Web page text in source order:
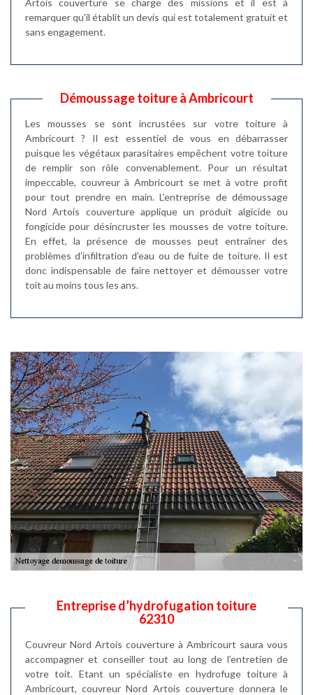
remarquer qu'il établit un devis qui est totalement gratuit et
sans engagement.
Démoussage toiture à Ambricourt
Les mousses se sont incrustées sur votre toiture à
Ambricourt ? Il est essentiel de vous en débarrasser
puisque les végétaux parasitaires empêchent votre toiture
de remplir son rôle convenablement. Pour un résultat
impeccable, couvreur à Ambricourt se met à votre profit
pour tout prendre en main. L’entreprise de démoussage
Nord Artois couverture applique un produit algicide ou
fongicide pour désincruster les mousses de votre toiture.
En effet, la présence de mousses peut entraîner des
problèmes d’infiltration d’eau ou de fuite de toiture. Il est
donc indispensable de faire nettoyer et démousser votre
toit au moins tous les ans.
Entreprise d’hydrofugation toiture
62310
Couvreur Nord Artois couverture à Ambricourt saura vous
accompagner et conseiller tout au long de l’entretien de
votre toit. Etant un spécialiste en hydrofuge toiture à
Ambricourt, couvreur Nord Artois couverture donnera le